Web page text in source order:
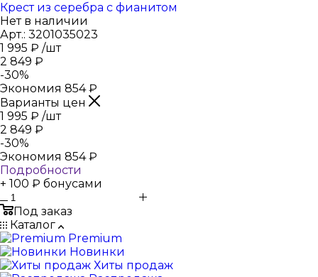
Крест из серебра с фианитом
Нет в наличии
Арт.: 3201035023
1 995 ₽ /шт
2 849 ₽
-30%
Экономия 854₽
Варианты цен
1 995 ₽ /шт
2 849 ₽
-30%
Экономия 854₽
Подробности
+ 100 ₽ бонусами
Под заказ
Каталог
Premium
Новинки
Хиты продаж